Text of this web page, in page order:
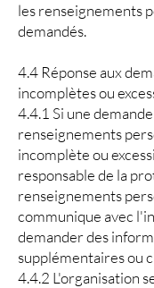
les renseignements
demandés.
4.4 Réponse aux
incomplètes ou
4.4.1 Si une
renseignements
incomplète ou
responsable de la
renseignements
communique avec
demander des
supplémentaires ou
4.4.2 L'organisation